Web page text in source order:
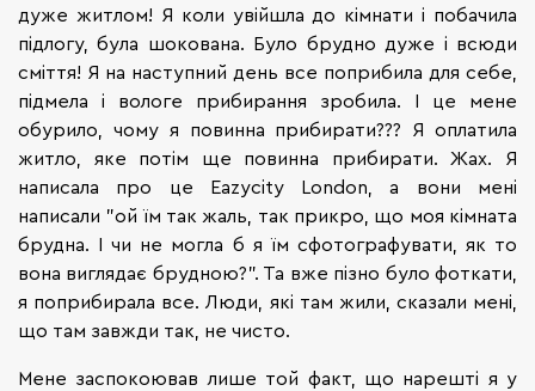
дуже житлом! Я коли увійшла до кімнати і побачила
підлогу, була шокована. Було брудно дуже і всюди
сміття! Я на наступний день все поприбила для себе,
підмела і вологе прибирання зробила. І це мене
обурило, чому я повинна прибирати??? Я оплатила
житло, яке потім ще повинна прибирати. Жах. Я
написала про це Eazycity London, а вони мені
написали "ой їм так жаль, так прикро, що моя кімната
брудна. І чи не могла б я їм сфотографувати, як то
вона виглядає брудною?". Та вже пізно було фоткати,
я поприбирала все. Люди, які там жили, сказали мені,
що там завжди так, не чисто.
Мене заспокоював лише той факт, що нарешті я у